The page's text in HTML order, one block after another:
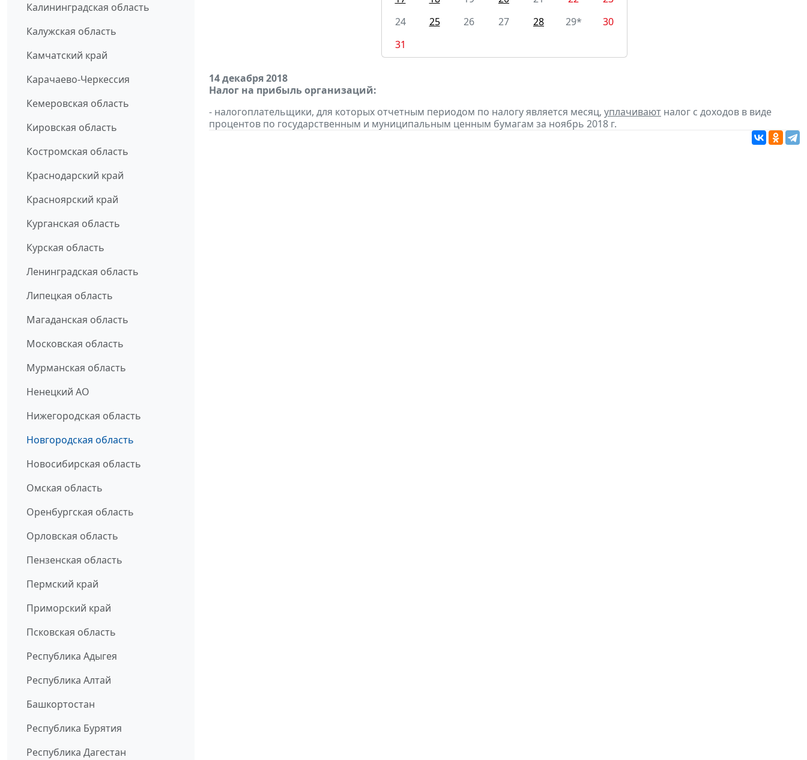
Калининградская область
Калужская область
Камчатский край
Карачаево-Черкессия
Кемеровская область
Кировская область
Костромская область
Краснодарский край
Красноярский край
Курганская область
Курская область
Ленинградская область
Липецкая область
Магаданская область
Московская область
Мурманская область
Ненецкий АО
Нижегородская область
Новгородская область
Новосибирская область
Омская область
Оренбургская область
Орловская область
Пензенская область
Пермский край
Приморский край
Псковская область
Республика Адыгея
Республика Алтай
Башкортостан
Республика Бурятия
Республика Дагестан
24
25 26 27 28 29*
30
31
14 декабря 2018
Налог на прибыль организаций:
- налогоплательщики, для которых отчетным периодом по налогу является месяц, уплачивают налог с доходов в виде
процентов по государственным и муниципальным ценным бумагам за ноябрь 2018 г.